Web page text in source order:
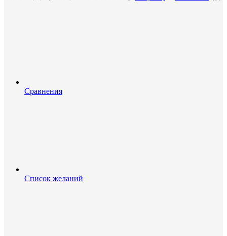
Сравнения
Список желаний